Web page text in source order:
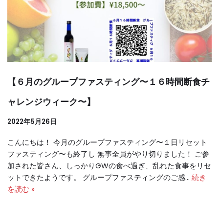
【６月のグループファスティング〜１６時間断食チ
ャレンジウィーク〜】
2022年5月26日
こんにちは！ 今月のグループファスティング〜１日リセット
ファスティング〜も終了し 無事全員がやり切りました！ ご参
加された皆さん、しっかりGWの食べ過ぎ、乱れた食事をリセ
ットできたようです。 グループファスティングのご感… 続き
を読む »